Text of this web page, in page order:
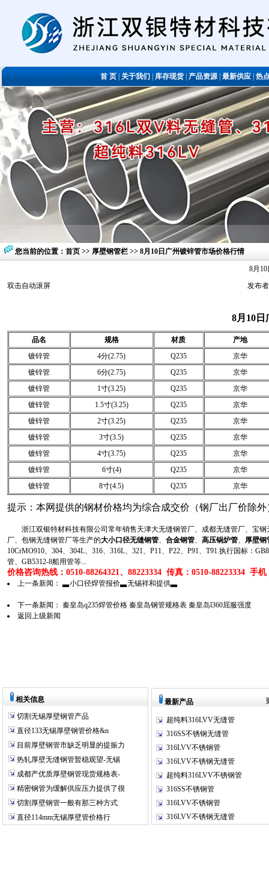
首 页关于我们库存现货|产品资源|最新供应|热
您当前的位置： 首页 >> 厚壁钢管栏 >> 8月10日广州镀锌管市场价格行情
8月
双击自动滚屏
发布
8月10日
品名 规格 材质
产地
镀锌管
4分(2.75) Q235
京华
镀锌管
6分(2.75) Q235
京华
镀锌管
1寸(3.25) Q235
京华
镀锌管
1.5寸(3.25) Q235
京华
镀锌管
2寸(3.25) Q235
京华
镀锌管
3寸(3.5) Q235
京华
镀锌管
4寸(3.75) Q235
京华
镀锌管
6寸(4) Q235
京华
镀锌管
8寸(4.5) Q235 京华
提示：本网提供的钢材价格均为综合成交价（钢厂出厂价除
浙江双银特材科技有限公司常年销售天津大无缝钢管厂、成都无缝管厂、宝钢
厂、包钢无缝钢管厂等生产的大小口径无缝钢管、 合金钢管、 高压锅炉管、
厚壁钢
10CrMO910、304、304L、316、316L、321、P11、P22、P91、T91.执行国标：
管、GB5312-8船用管等...
价格咨询热线：0510-88264321、88223334 传真：0510-88223334 手机
上一条新闻： ▃小口径焊管报价▃无锡祥和提供▃
下一条新闻： 秦皇岛q235焊管价格 秦皇岛钢管规格表 秦皇岛l360屈服强度
返回上级新闻
相关信息
切割无锡厚壁钢管产品
直径133无锡厚壁钢管价格&n
目前厚壁钢管市缺乏明显的提振力
热轧厚壁无缝钢管暂稳观望-无锡
成都产优质厚壁钢管现货规格表-
精密钢管为缓解供应压力提供了很
切割厚壁钢管一般有那三种方式
直径114mm无锡厚壁管价格行
最新产品
超纯料316LVV无缝管
316SS不锈钢无缝管
316LVV不锈钢管
316LVV不锈钢无缝管
超纯料316LVV不锈钢管
316SS不锈钢管
316LVV不锈钢管
316LVV不锈钢无缝管